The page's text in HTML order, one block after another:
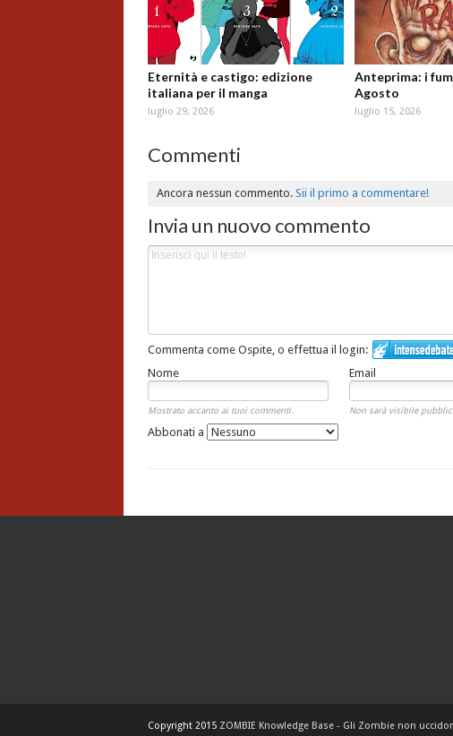
Eternità e castigo: edizione
italiana per il manga
luglio 29, 2026
Anteprima: i
Agosto
luglio 15, 2026
Commenti
Ancora nessun commento.Sii il primo a commentare!
Invia un nuovo commento
Commenta come Ospite, o effettua il login:
Nome
Email
Mostrato accanto ai tuoi commenti. Non sarà visibile
Abbonati a
Copyright 2015 ZOMBIE Knowledge Base - Gli Zombie non